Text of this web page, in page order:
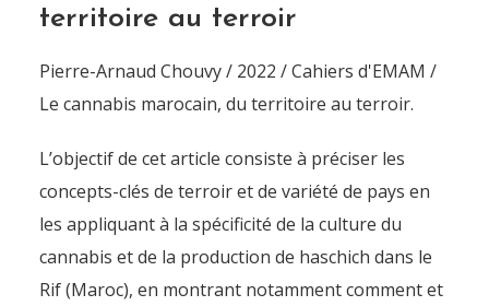
territoire au terroir
Pierre-Arnaud Chouvy / 2022 / Cahiers d'EMAM /
Le cannabis marocain, du territoire au terroir.
L’objectif de cet article consiste à préciser les
concepts-clés de terroir et de variété de pays en
les appliquant à la spécificité de la culture du
cannabis et de la production de haschich dans le
Rif (Maroc), en montrant notamment comment et